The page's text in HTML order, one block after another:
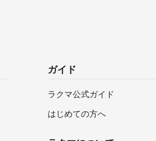
ガイド
ラクマ公式ガイド
はじめての方へ